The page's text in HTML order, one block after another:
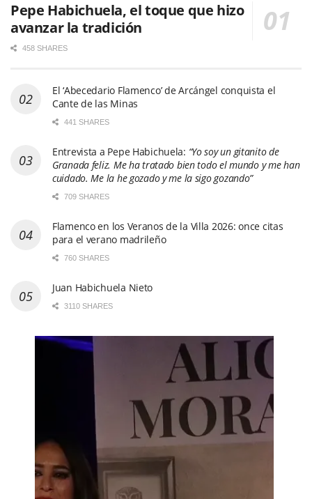
Pepe Habichuela, el toque que hizo
avanzar la tradición
458 SHARES
El ‘Abecedario Flamenco’ de Arcángel conquista el
Cante de las Minas
441 SHARES
Entrevista a Pepe Habichuela: “Yo soy un gitanito de
Granada feliz. Me ha tratado bien todo el mundo y me han
cuidado. Me la he gozado y me la sigo gozando”
709 SHARES
Flamenco en los Veranos de la Villa 2026: once citas
para el verano madrileño
760 SHARES
Juan Habichuela Nieto
3110 SHARES